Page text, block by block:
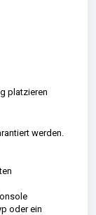
platzieren
werden.
oder ein